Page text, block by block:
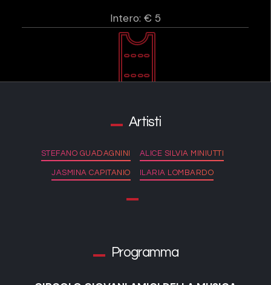
Intero: € 5
Artisti
STEFANO GUADAGNINI ALICE SILVIA MINIUTTI
JASMINA CAPITANIO ILARIA LOMBARDO
Programma